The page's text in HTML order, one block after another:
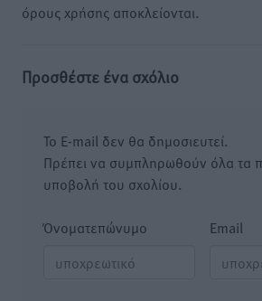
όρους χρήσης αποκλείονται.
Προσθέστε ένα σχόλιο
Το E-mail δεν θα δημοσιευτεί.
Πρέπει να συμπληρωθούν όλα τα
υποβολή του σχολίου.
Όνοματεπώνυμο Email